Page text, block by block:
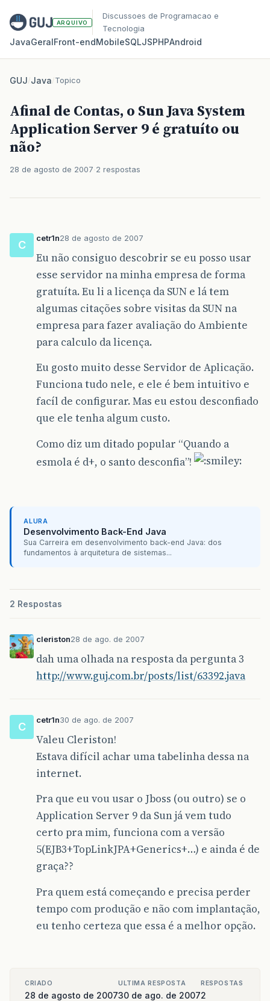
ARQUIVO
Discussoes de Programacao e
Tecnologia
JavaGeralFront‑endMobileSQLJSPHPAndroid
GUJ/Java/Topico
Afinal de Contas, o Sun Java System
Application Server 9 é gratuíto ou
não?
28 de agosto de 2007 2 respostas
C
cetr1n28 de agosto de 2007
Eu não consiguo descobrir se eu posso usar
esse servidor na minha empresa de forma
gratuíta. Eu li a licença da SUN e lá tem
algumas citações sobre visitas da SUN na
empresa para fazer avaliação do Ambiente
para calculo da licença.
Eu gosto muito desse Servidor de Aplicação.
Funciona tudo nele, e ele é bem intuitivo e
facíl de configurar. Mas eu estou desconfiado
que ele tenha algum custo.
Como diz um ditado popular “Quando a
esmola é d+, o santo desconfia”!
ALURA
Desenvolvimento Back-End Java
Sua Carreira em desenvolvimento back-end Java: dos
fundamentos à arquitetura de sistemas...
2 Respostas
cleriston28 de ago. de 2007
dah uma olhada na resposta da pergunta 3
http://www.guj.com.br/posts/list/63392.java
C
cetr1n30 de ago. de 2007
Valeu Cleriston!
Estava difícil achar uma tabelinha dessa na
internet.
Pra que eu vou usar o Jboss (ou outro) se o
Application Server 9 da Sun já vem tudo
certo pra mim, funciona com a versão
5(EJB3+TopLinkJPA+Generics+…) e ainda é de
graça??
Pra quem está começando e precisa perder
tempo com produção e não com implantação,
eu tenho certeza que essa é a melhor opção.
CRIADO
28 de agosto de 2007
ULTIMA RESPOSTA
30 de ago. de 2007
RESPOSTAS
2